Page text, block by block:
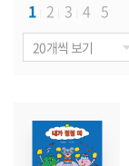
1 2 3 4 5